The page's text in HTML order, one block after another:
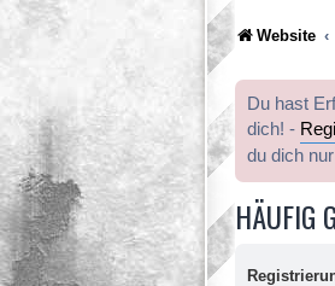
Website
Du hast
dich! -
du dich
HÄUFIG